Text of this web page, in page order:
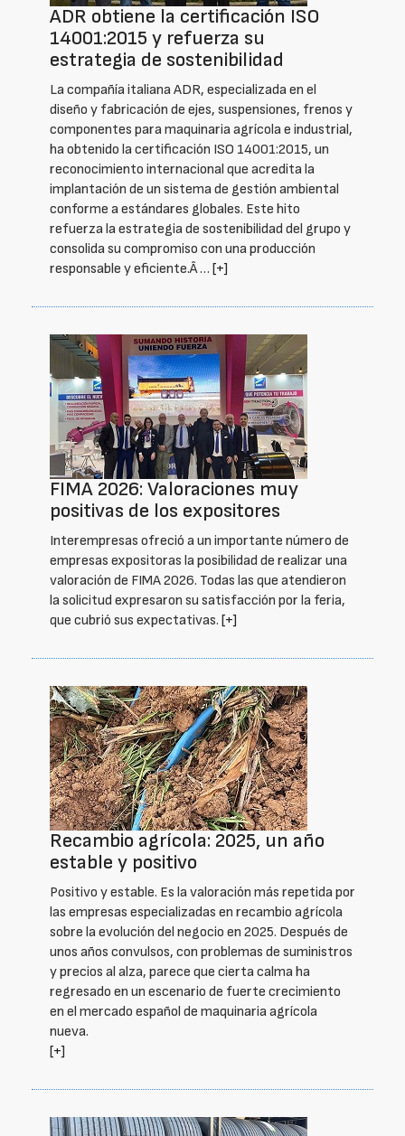
ADR obtiene la certificación ISO
14001:2015 y refuerza su
estrategia de sostenibilidad
La compañía italiana ADR, especializada en el
diseño y fabricación de ejes, suspensiones, frenos y
componentes para maquinaria agrícola e industrial,
ha obtenido la certificación ISO 14001:2015, un
reconocimiento internacional que acredita la
implantación de un sistema de gestión ambiental
conforme a estándares globales. Este hito
refuerza la estrategia de sostenibilidad del grupo y
consolida su compromiso con una producción
responsable y eficiente.Â … [+]
FIMA 2026: Valoraciones muy
positivas de los expositores
Interempresas ofreció a un importante número de
empresas expositoras la posibilidad de realizar una
valoración de FIMA 2026. Todas las que atendieron
la solicitud expresaron su satisfacción por la feria,
que cubrió sus expectativas. [+]
Recambio agrícola: 2025, un año
estable y positivo
Positivo y estable. Es la valoración más repetida por
las empresas especializadas en recambio agrícola
sobre la evolución del negocio en 2025. Después de
unos años convulsos, con problemas de suministros
y precios al alza, parece que cierta calma ha
regresado en un escenario de fuerte crecimiento
en el mercado español de maquinaria agrícola
nueva.
[+]